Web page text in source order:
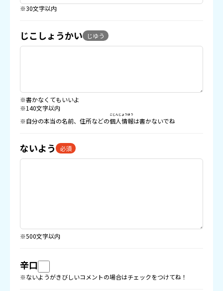
※30文字以内
じこしょうかい じゆう
※書かなくてもいいよ
※140文字以内
※自分の本当の名前、住所などの個人情報
こじんじょうほう
は書かないでね
ないよう 必須
※500文字以内
辛口
※ないようがきびしいコメントの場合はチェックをつけてね！